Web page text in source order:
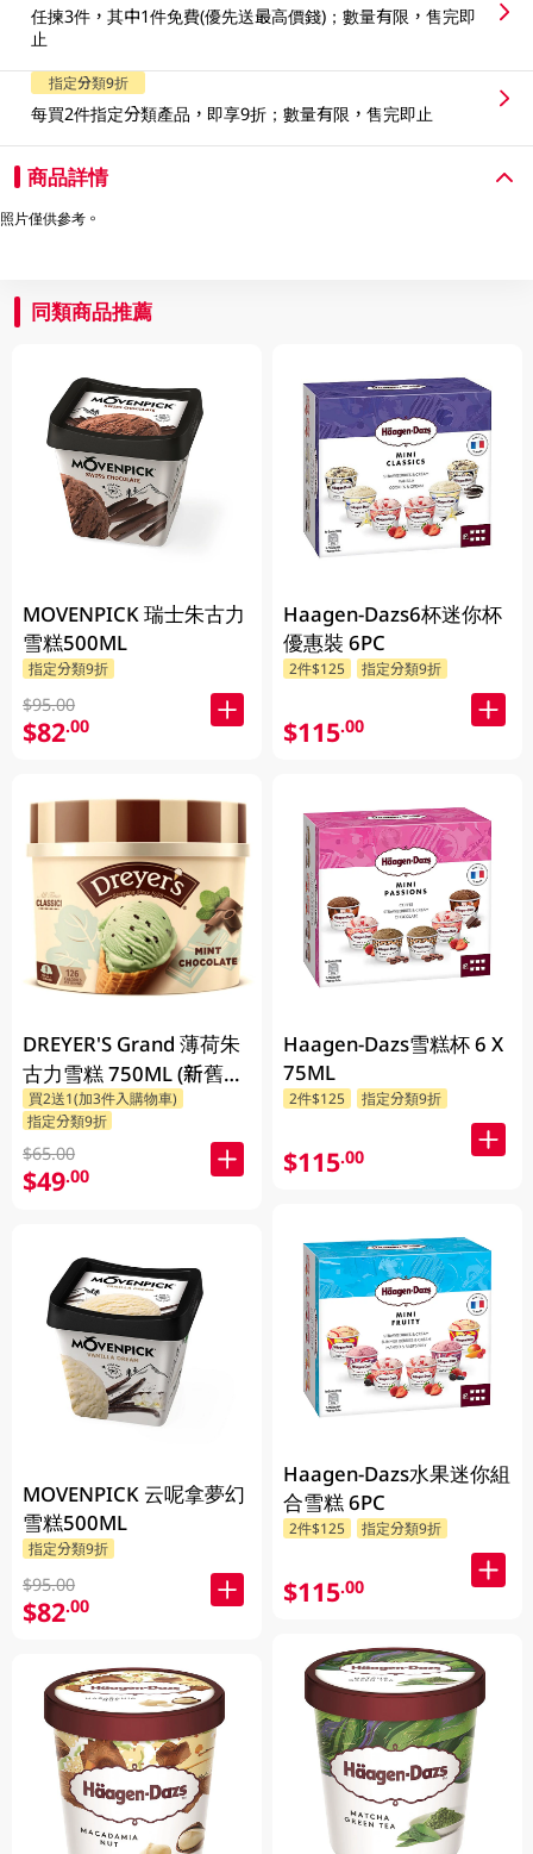
任揀3件，其中1件免費(優先送最高價錢)；數量有限，售完即
止
指定分類9折
每買2件指定分類產品，即享9折；數量有限，售完即止
商品詳情
照片僅供參考。
同類商品推薦
MOVENPICK 瑞士朱古力
雪糕500ML
指定分類9折
$95.00
$82.00
DREYER'S Grand 薄荷朱
古力雪糕 750ML (新舊包
裝隨機發貨)
買2送1(加3件入購物車)
指定分類9折
$65.00
$49.00
MOVENPICK 云呢拿夢幻
雪糕500ML
指定分類9折
$95.00
$82.00
Haagen-Dazs6杯迷你杯
優惠裝 6PC
2件$125 指定分類9折
$115.00
Haagen-Dazs雪糕杯 6 X
75ML
2件$125 指定分類9折
$115.00
Haagen-Dazs水果迷你組
合雪糕 6PC
2件$125 指定分類9折
$115.00